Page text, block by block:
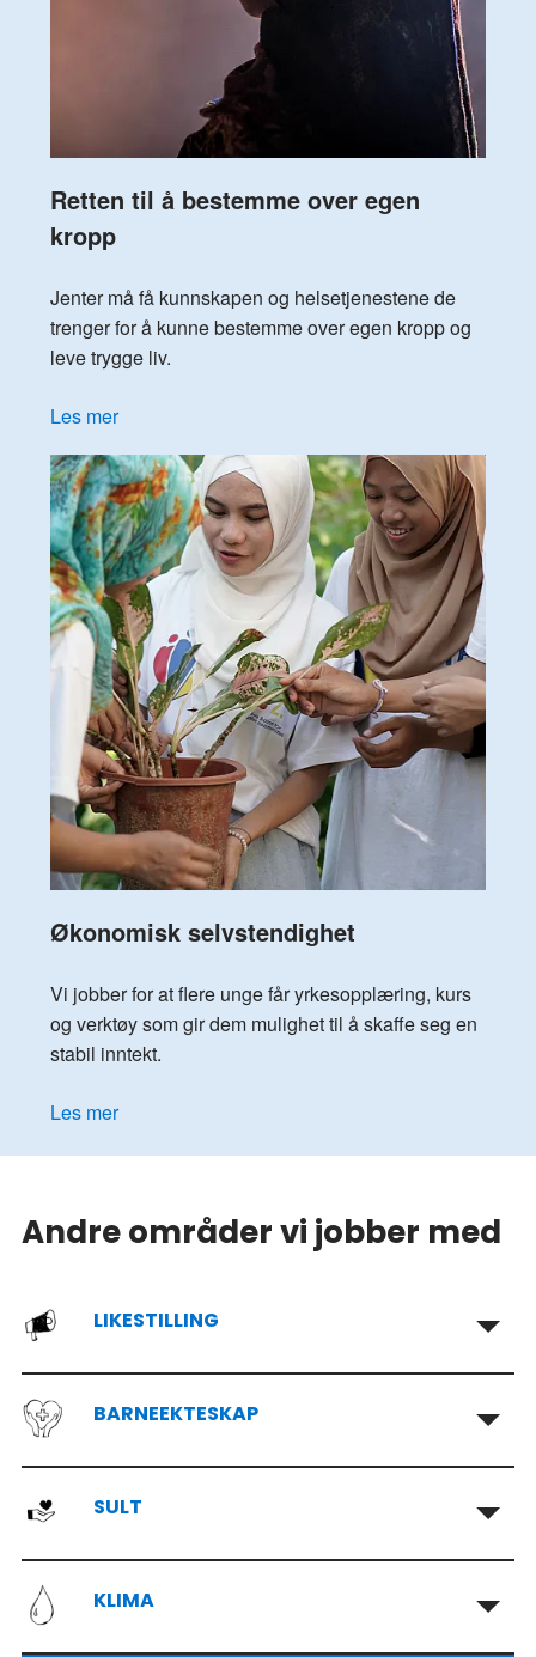
Retten til å bestemme over egen
kropp
Jenter må få kunnskapen og helsetjenestene de
trenger for å kunne bestemme over egen kropp og
leve trygge liv.
Les mer
Økonomisk selvstendighet
Vi jobber for at flere unge får yrkesopplæring, kurs
og verktøy som gir dem mulighet til å skaffe seg en
stabil inntekt.
Les mer
Andre områder vi jobber med
LIKESTILLING
BARNEEKTESKAP
SULT
KLIMA